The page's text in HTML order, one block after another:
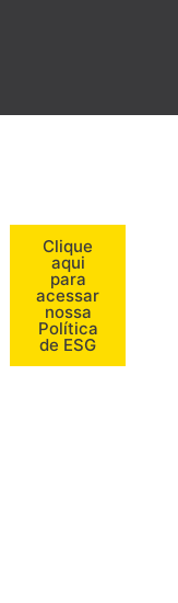
Clique
aqui
para
acessar
nossa
Política
de ESG